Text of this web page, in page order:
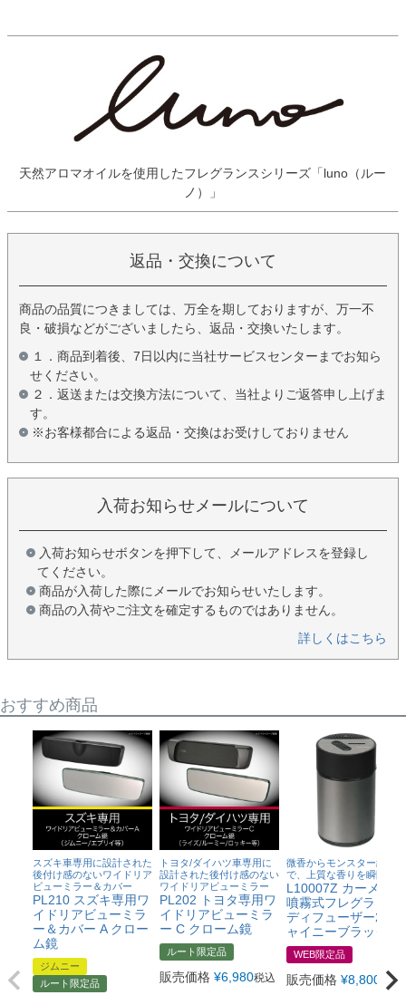
天然アロマオイルを使用したフレグランスシリーズ「luno（ルー
ノ）」
返品・交換について
商品の品質につきましては、万全を期しておりますが、万一不
良・破損などがございましたら、返品・交換いたします。
１．商品到着後、7日以内に当社サービスセンターまでお知ら
せください。
２．返送または交換方法について、当社よりご返答申し上げま
す。
※お客様都合による返品・交換はお受けしておりません
入荷お知らせメールについて
入荷お知らせボタンを押下して、メールアドレスを登録し
てください。
商品が入荷した際にメールでお知らせいたします。
商品の入荷やご注文を確定するものではありません。
詳しくはこちら
おすすめ商品
スズキ車専用に設計された
後付け感のないワイドリア
ビューミラー＆カバー
PL210 スズキ専用ワ
イドリアビューミラ
ー＆カバー A クロー
ム鏡
ジムニー
ルート限定品
トヨタ/ダイハツ車専用に
設計された後付け感のない
ワイドリアビューミラー
PL202 トヨタ専用ワ
イドリアビューミラ
ー C クローム鏡
ルート限定品
販売価格 ¥6,980税込
微香からモンスター級ま
で、上質な香りを瞬間芳香
L10007Z カーメイト
噴霧式フレグランス
ディフューザー2 シ
ャイニーブラック
WEB限定品
販売価格 ¥8,800 税込